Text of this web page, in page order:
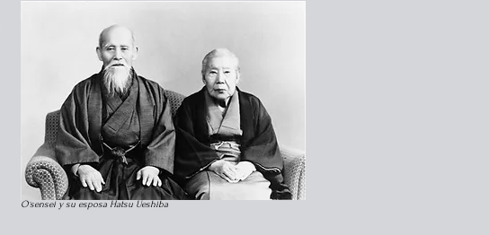
O´sensei y su esposa Hatsu Ueshiba